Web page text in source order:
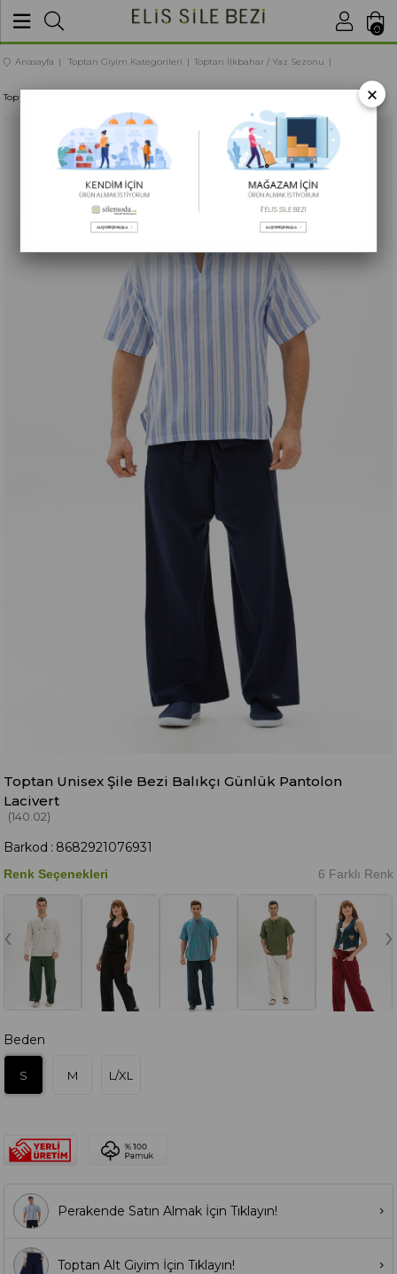
BU SİTEDE
0
Anasayfa Toptan Giyim Kategorileri Toptan İlkbahar / Yaz Sezonu
Toptan Unisex Şile Bezi Balıkçı Günlük Pantolon Lacivert
Toptan Unisex Şile Bezi Balıkçı Günlük Pantolon
Lacivert
(140.02)
Barkod : 8682921076931
Renk Seçenekleri 6 Farklı Renk
‹ ›
Beden
S M L/XL
Perakende Satın Almak İçin Tıklayın!
Toptan Alt Giyim İçin Tıklayın!
×